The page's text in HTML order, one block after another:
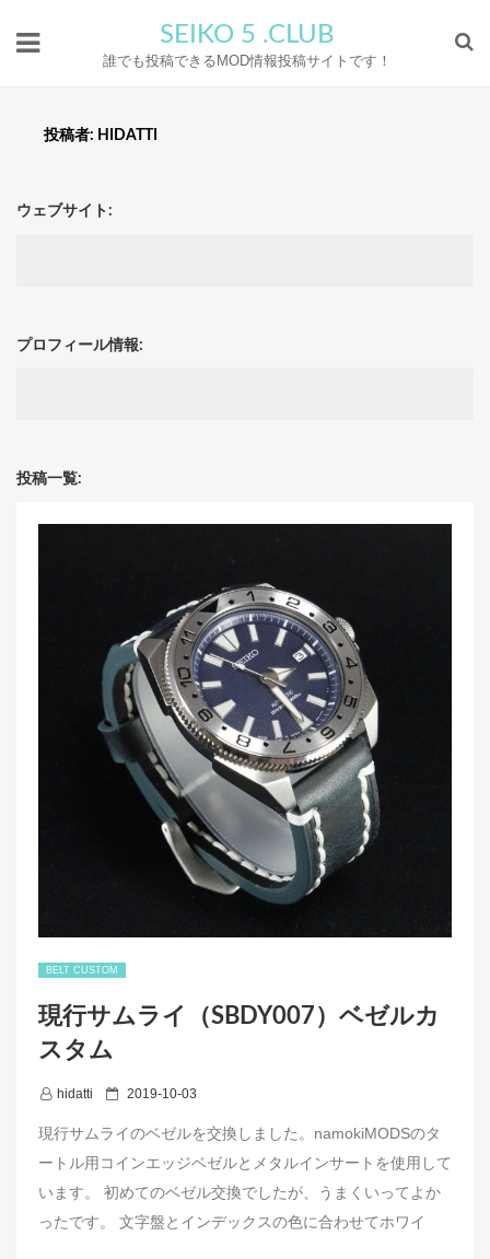
SEIKO 5 .CLUB
誰でも投稿できるMOD情報投稿サイトです！
投稿者: HIDATTI
ウェブサイト:
プロフィール情報:
投稿一覧:
BELT CUSTOM
現行サムライ（SBDY007）ベゼルカ
スタム
hidatti
P
s
e
d
2019-10-03
現行サムライのベゼルを交換しました。namokiMODSのタ
ートル用コインエッジベゼルとメタルインサートを使用して
います。 初めてのベゼル交換でしたが、うまくいってよか
ったです。 文字盤とインデックスの色に合わせてホワイ